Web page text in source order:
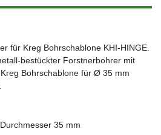
für Kreg Bohrschablone KHI-HINGE.
bestückter Forstnerbohrer mit
Bohrschablone für Ø 35 mm
35 mm